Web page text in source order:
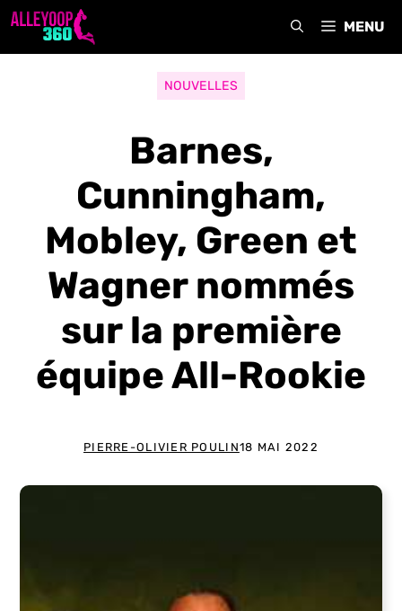
Aller
MENU
NOUVELLES
Barnes,
Cunningham,
Mobley, Green et
Wagner nommés
sur la première
équipe All-Rookie
PIERRE-OLIVIER POULIN18 MAI 2022